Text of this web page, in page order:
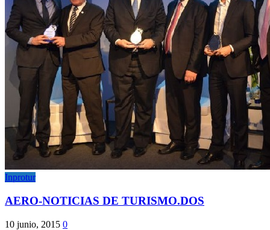
Inprotur
AERO-NOTICIAS DE TURISMO.DOS
10 junio, 2015 0